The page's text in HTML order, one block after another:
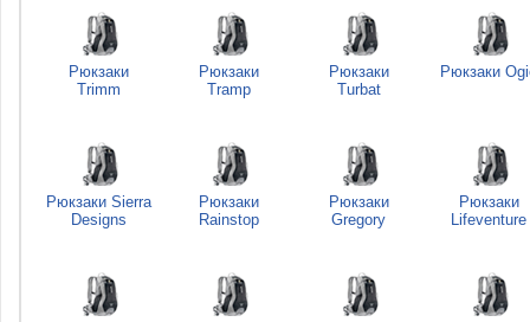
Рюкзаки
Trimm
Рюкзаки
Tramp
Рюкзаки
Turbat
Рюкзаки
Рюкзаки Sierra
Designs
Рюкзаки
Rainstop
Рюкзаки
Gregory
Рюкзаки
Lifeventure